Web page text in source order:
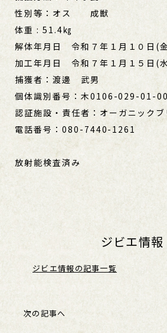
性別等：オス 成獣
体重 : 51.4㎏
解体年月日 令和７年１月１０日(
加工年月日 令和７年１月１５日(
捕獲者：渡邊 武男
個体識別番号：木0106-029-01-
認証施設・責任者：オーガニック
電話番号：080-7440-1261
放射能検査済み
ジビエ情報
ジビエ情報の記事一覧
次の記事へ